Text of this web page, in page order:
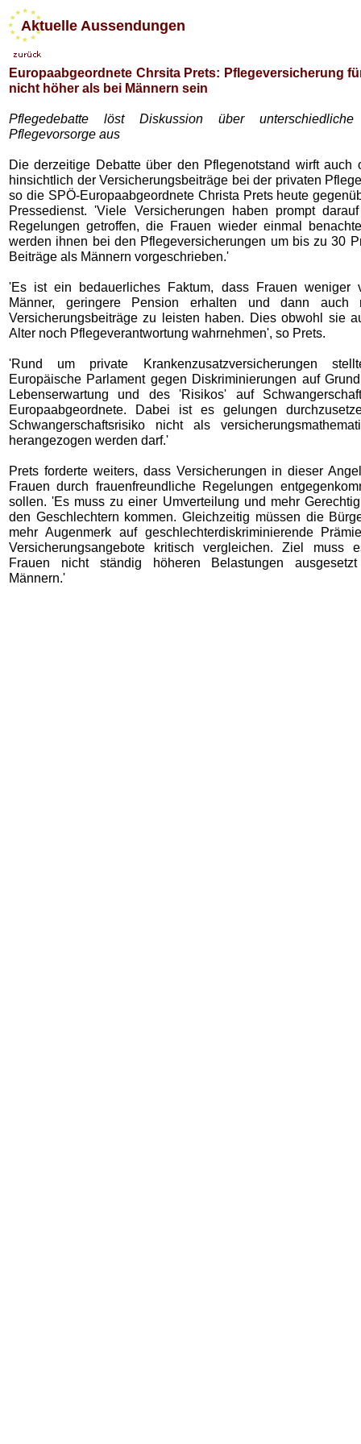
Aktuelle Aussendungen
Europaabgeordnete Chrsita Prets: Pflegeversicherung
nicht höher als bei Männern sein
Pflegedebatte löst Diskussion über
Pflegevorsorge aus
Die derzeitige Debatte über den Pflegenotstand wirft auch
hinsichtlich der Versicherungsbeiträge bei der privaten
so die SPÖ-Europaabgeordnete Christa Prets heute
Pressedienst. 'Viele Versicherungen haben prompt
Regelungen getroffen, die Frauen wieder einmal
werden ihnen bei den Pflegeversicherungen um bis zu 30
Beiträge als Männern vorgeschrieben.'
'Es ist ein bedauerliches Faktum, dass Frauen weniger
Männer, geringere Pension erhalten und dann auch
Versicherungsbeiträge zu leisten haben. Dies obwohl sie
Alter noch Pflegeverantwortung wahrnehmen', so Prets.
'Rund um private Krankenzusatzversicherungen
Europäische Parlament gegen Diskriminierungen auf
Lebenserwartung und des 'Risikos' auf
Europaabgeordnete. Dabei ist es gelungen
Schwangerschaftsrisiko nicht als
herangezogen werden darf.'
Prets forderte weiters, dass Versicherungen in dieser
Frauen durch frauenfreundliche Regelungen
sollen. 'Es muss zu einer Umverteilung und mehr
den Geschlechtern kommen. Gleichzeitig müssen die
mehr Augenmerk auf geschlechterdiskriminierende
Versicherungsangebote kritisch vergleichen. Ziel muss
Frauen nicht ständig höheren Belastungen
Männern.'